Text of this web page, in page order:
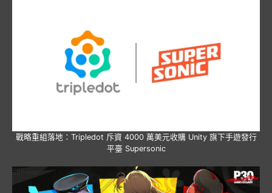
戰略重組落地：Tripledot 斥資 4000 萬美元收購 Unity 旗下手遊發行
平臺 Supersonic